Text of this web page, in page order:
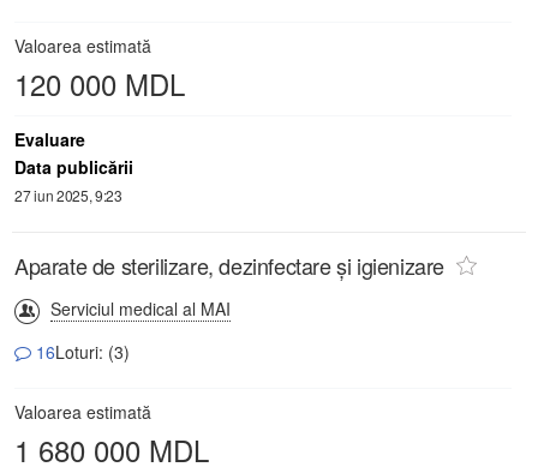
Valoarea estimată
120 000 MDL
Evaluare
Data publicării
27 iun 2025, 9:23
Aparate de sterilizare, dezinfectare şi igienizare
Serviciul medical al MAI
16Loturi: (3)
Valoarea estimată
1 680 000 MDL